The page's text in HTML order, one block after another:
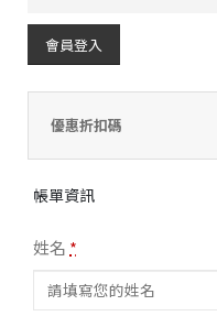
會員登入
優惠折扣碼
帳單資訊
姓名 *